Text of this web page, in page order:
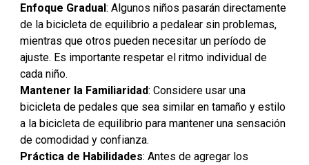
Enfoque Gradual: Algunos niños pasarán directamente
de la bicicleta de equilibrio a pedalear sin problemas,
mientras que otros pueden necesitar un período de
ajuste. Es importante respetar el ritmo individual de
cada niño.
Mantener la Familiaridad: Considere usar una
bicicleta de pedales que sea similar en tamaño y estilo
a la bicicleta de equilibrio para mantener una sensación
de comodidad y confianza.
Práctica de Habilidades: Antes de agregar los